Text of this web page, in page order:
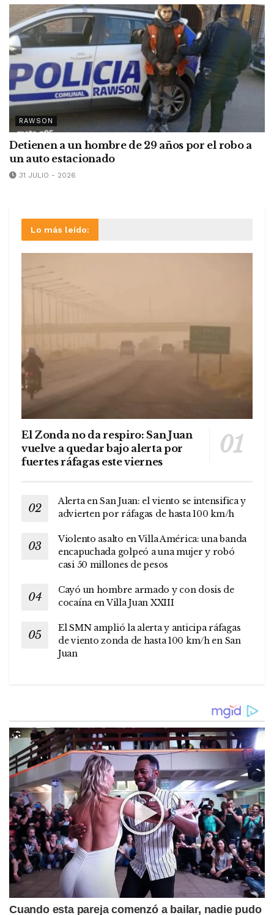
RAWSON
Detienen a un hombre de 29 años por el robo a
un auto estacionado
31 JULIO - 2026
Lo más leído:
El Zonda no da respiro: San Juan
vuelve a quedar bajo alerta por
fuertes ráfagas este viernes
Alerta en San Juan: el viento se intensifica y
advierten por ráfagas de hasta 100 km/h
Violento asalto en Villa América: una banda
encapuchada golpeó a una mujer y robó
casi 50 millones de pesos
Cayó un hombre armado y con dosis de
cocaína en Villa Juan XXIII
El SMN amplió la alerta y anticipa ráfagas
de viento zonda de hasta 100 km/h en San
Juan